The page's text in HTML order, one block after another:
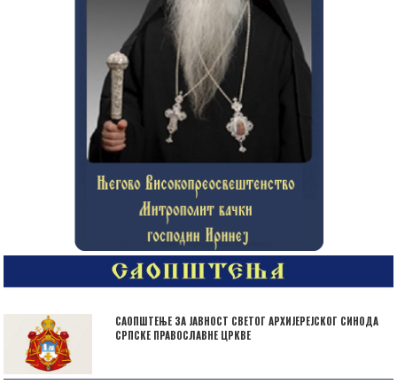
САОПШТЕЊЕ ЗА ЈАВНОСТ СВЕТОГ АРХИЈЕРЕЈСКОГ СИНОДА
СРПСКЕ ПРАВОСЛАВНЕ ЦРКВЕ